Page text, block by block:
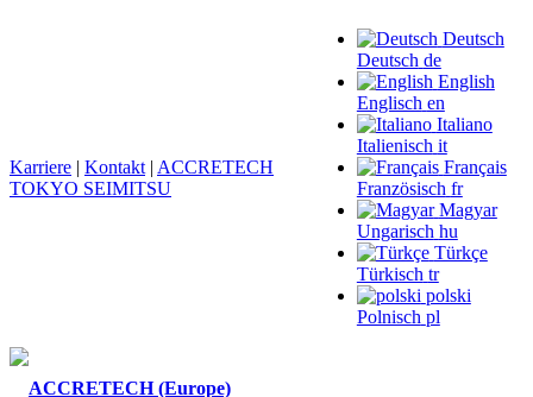
Deutsch
Deutsch de
English
Englisch en
Italiano
Italienisch it
Français
Französisch fr
Magyar
Ungarisch hu
Türkçe
Türkisch tr
polski
Polnisch pl
Karriere | Kontakt | ACCRETECH
TOKYO SEIMITSU